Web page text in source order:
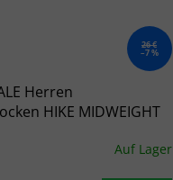
26 €
–7 %
Herren
HIKE MIDWEIGHT
Auf Lager